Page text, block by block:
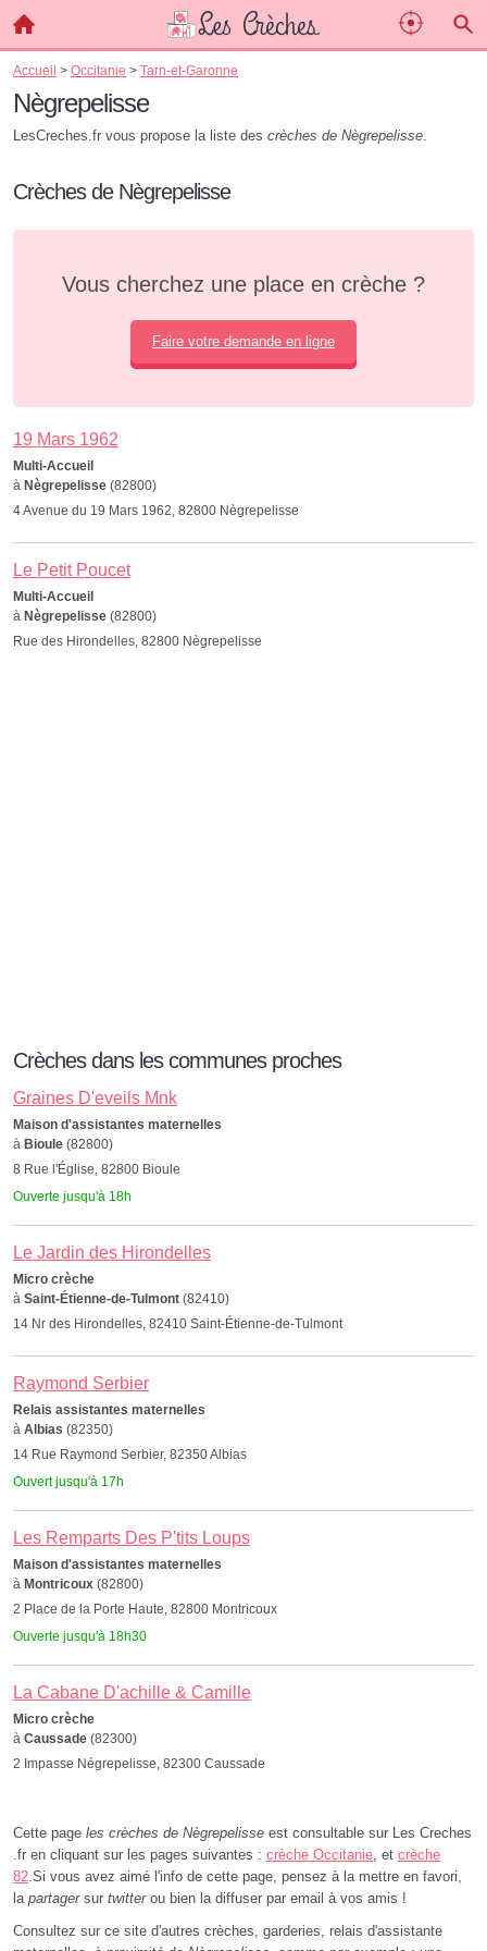
Accueil > Occitanie > Tarn-et-Garonne
Nègrepelisse
LesCreches.fr vous propose la liste des crèches de Nègrepelisse.
Crèches de Nègrepelisse
Vous cherchez une place en crèche ?
Faire votre demande en ligne
19 Mars 1962
Multi-Accueil
à Nègrepelisse (82800)
4 Avenue du 19 Mars 1962, 82800 Nègrepelisse
Le Petit Poucet
Multi-Accueil
à Nègrepelisse (82800)
Rue des Hirondelles, 82800 Nègrepelisse
Crèches dans les communes proches
Graines D'eveils Mnk
Maison d'assistantes maternelles
à Bioule (82800)
8 Rue l'Église, 82800 Bioule
Ouverte jusqu'à 18h
Le Jardin des Hirondelles
Micro crèche
à Saint-Étienne-de-Tulmont (82410)
14 Nr des Hirondelles, 82410 Saint-Étienne-de-Tulmont
Raymond Serbier
Relais assistantes maternelles
à Albias (82350)
14 Rue Raymond Serbier, 82350 Albias
Ouvert jusqu'à 17h
Les Remparts Des P'tits Loups
Maison d'assistantes maternelles
à Montricoux (82800)
2 Place de la Porte Haute, 82800 Montricoux
Ouverte jusqu'à 18h30
La Cabane D'achille & Camille
Micro crèche
à Caussade (82300)
2 Impasse Négrepelisse, 82300 Caussade
Cette page les crèches de Nègrepelisse est consultable sur Les Creches
.fr en cliquant sur les pages suivantes : crèche Occitanie, et crèche
82.Si vous avez aimé l'info de cette page, pensez à la mettre en favori,
la partagersur twitterou bien la diffuser par email à vos amis !
Consultez sur ce site d'autres crèches, garderies, relais d'assistante